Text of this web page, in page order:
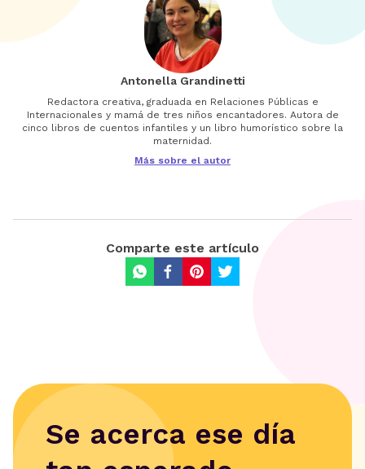
Antonella Grandinetti
Redactora creativa, graduada en Relaciones Públicas e
Internacionales y mamá de tres niños encantadores. Autora de
cinco libros de cuentos infantiles y un libro humorístico sobre la
maternidad.
Más sobre el autor
Comparte este artículo
Se acerca ese día